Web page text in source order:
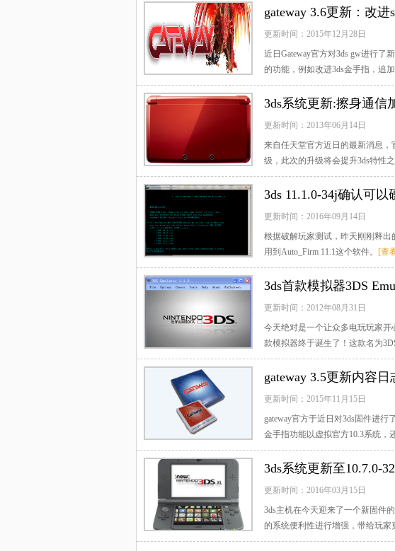
gateway 3.6更新：改
更新时间：2015年12月28日
近日Gateway官方对3ds gw进行了
的功能，例如改进3ds金手指，追
行了优...[查看全文]
3ds系统更新:擦身通信
更新时间：2013年06月14日
来自任天堂官方近日的最新消息
级，此次的升级将会提升3ds特性
看全文]
3ds 11.1.0-34j确认可以
更新时间：2016年09月14日
根据破解玩家测试，昨天刚刚释出
用到Auto_Firm 11.1这个软件。 [查
3ds首款模拟器3DS
更新时间：2012年08月31日
今天绝对是一个让众多电玩玩家开
款模拟器终于诞生了！这款名为
了3ds的...[查看全文]
gateway 3.5更新内容日
更新时间：2015年11月15日
gateway官方于近日对3ds固件进
金手指功能以虚拟官方10.3系统，
家怎么使...[查看全文]
3ds系统更新至10.7.0-
更新时间：2016年03月15日
3ds主机在今天迎来了一个新固件
的系统便利性进行增强，带给玩家